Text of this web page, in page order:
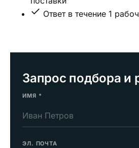
Ответ в течение 1
Запрос подбора и
ИМЯ *
ЭЛ. ПОЧТА